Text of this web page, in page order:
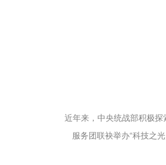
近年来，中央统战部积极探
服务团联袂举办“科技之